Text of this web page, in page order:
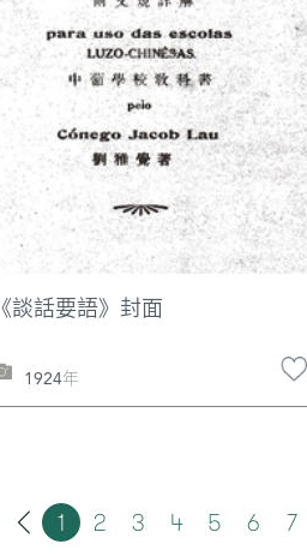
《談話要語》封面
1924年
1 2 3 4 5 6 7